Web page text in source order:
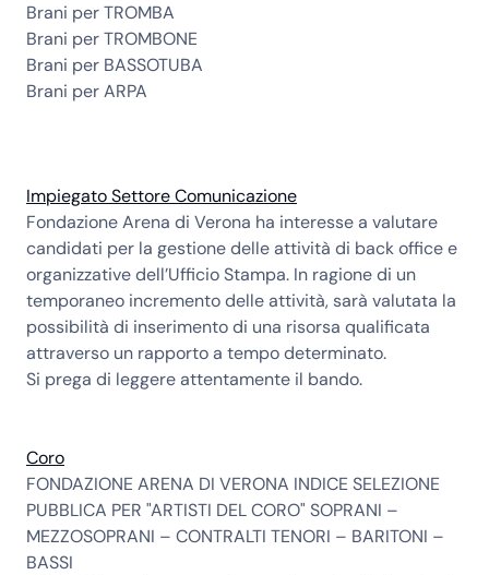
Brani per TROMBA
Brani per TROMBONE
Brani per BASSOTUBA
Brani per ARPA
Impiegato Settore Comunicazione
Fondazione Arena di Verona ha interesse a valutare
candidati per la gestione delle attività di back office e
organizzative dell’Ufficio Stampa. In ragione di un
temporaneo incremento delle attività, sarà valutata la
possibilità di inserimento di una risorsa qualificata
attraverso un rapporto a tempo determinato.
Si prega di leggere attentamente il bando.
Coro
FONDAZIONE ARENA DI VERONA INDICE SELEZIONE
PUBBLICA PER "ARTISTI DEL CORO" SOPRANI –
MEZZOSOPRANI – CONTRALTI TENORI – BARITONI –
BASSI